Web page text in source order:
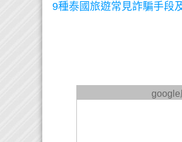
9種泰國旅遊常見詐騙手段
google